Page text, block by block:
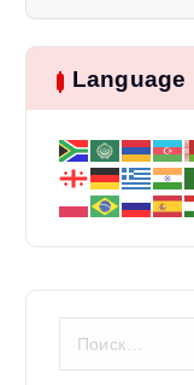
Language